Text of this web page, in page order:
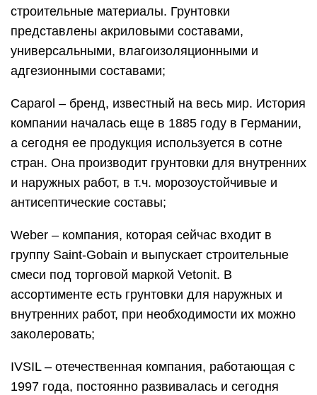
строительные материалы. Грунтовки
представлены акриловыми составами,
универсальными, влагоизоляционными и
адгезионными составами;
Caparol – бренд, известный на весь мир. История
компании началась еще в 1885 году в Германии,
а сегодня ее продукция используется в сотне
стран. Она производит грунтовки для внутренних
и наружных работ, в т.ч. морозоустойчивые и
антисептические составы;
Weber – компания, которая сейчас входит в
группу Saint-Gobain и выпускает строительные
смеси под торговой маркой Vetonit. В
ассортименте есть грунтовки для наружных и
внутренних работ, при необходимости их можно
заколеровать;
IVSIL – отечественная компания, работающая с
1997 года, постоянно развивалась и сегодня